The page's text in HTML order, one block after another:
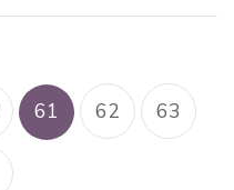
61 62 63